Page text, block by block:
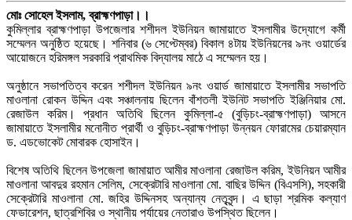
মোঃ সোহেল ইসলাম, ব্রাহ্মণপাড়া।।
কুমিল্লার ব্রাহ্মণপাড়া উপজেলার শশীদল ইউনিয়ন জামায়াতে ইসলামীর উদ্যোগে কর্মী
সম্মেলন অনুষ্ঠিত হয়েছে। শনিবার (৬ সেপ্টেম্বর) বিকাল ৪টায় ইউনিয়নের ৯নং ওয়ার্ডের
আয়োজনে হরিমঙ্গল সরকারি প্রাথমিক বিদ্যালয় মাঠে এ সম্মেলন হয়।
অনুষ্ঠানে সভাপতিত্ব করেন শশীদল ইউনিয়ন ৯নং ওয়ার্ড জামায়াতে ইসলামীর সভাপতি
মাওলানা রোকন উদ্দিন এবং সঞ্চালনায় ছিলেন বাঁশতলী ইউনিট সভাপতি ইঞ্জিনিয়ার মো.
রেজাউল করিম। প্রধান অতিথি ছিলেন কুমিল্লা-৫ (বুড়িচং-ব্রাহ্মণপাড়া) আসনে
জামায়াতে ইসলামীর মনোনীত প্রার্থী ও বুড়িচং-ব্রাহ্মণপাড়া উন্নয়ন ফোরামের চেয়ারম্যান
ড. এডভোকেট মোবারক হোসাইন।
বিশেষ অতিথি ছিলেন উপজেলা জামায়াত আমীর মাওলানা রেজাউল করিম, ইউনিয়ন আমীর
মাওলানা আবদুর রহমান সেলিম, সেক্রেটারি মাওলানা মো. বাছির উদ্দিন (বিএসসি), সহকারী
সেক্রেটারি মাওলানা মো. জহির উদ্দিনসহ অন্যান্য নেতৃবৃন্দ। এ ছাড়া শ্রমিক কল্যাণ
ফেডারেশন, ছাত্রশিবির ও স্থানীয় পর্যায়ের নেতারাও উপস্থিত ছিলেন।